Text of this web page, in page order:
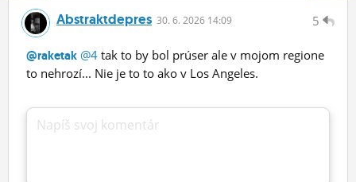
5
Abstraktdepres 30. 6. 2026 14:09
@raketak @4 tak to by bol prúser ale v mojom regione
to nehrozí... Nie je to to ako v Los Angeles.
Napíš svoj komentár